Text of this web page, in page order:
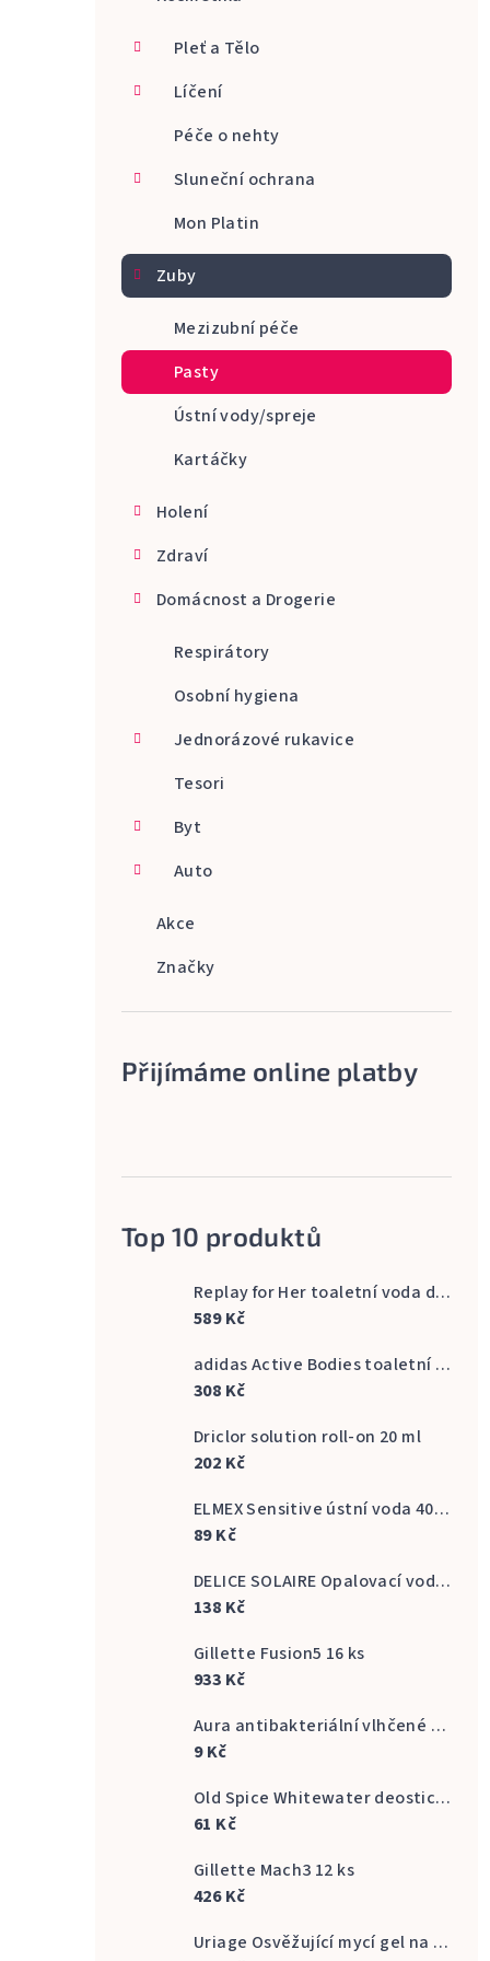
Pleť a Tělo
Líčení
Péče o nehty
Sluneční ochrana
Mon Platin
Zuby
Mezizubní péče
Pasty
Ústní vody/spreje
Kartáčky
Holení
Zdraví
Domácnost a Drogerie
Respirátory
Osobní hygiena
Jednorázové rukavice
Tesori
Byt
Auto
Akce
Značky
Přijímáme online platby
Top 10 produktů
Replay for Her toaletní voda dámská 60 ml
589 Kč
adidas Active Bodies toaletní voda pánská 100 ml
308 Kč
Driclor solution roll-on 20 ml
202 Kč
ELMEX Sensitive ústní voda 400 ml
89 Kč
DELICE SOLAIRE Opalovací voda Fresh Bronze s vůní kokosu 500 ml
138 Kč
Gillette Fusion5 16 ks
933 Kč
Aura antibakteriální vlhčené ubrousky na ruce 20 ks
9 Kč
Old Spice Whitewater deostick 50 ml
61 Kč
Gillette Mach3 12 ks
426 Kč
Uriage Osvěžující mycí gel na intimní hygienu Gyn Phy Refreshing Gel Intimate Hygiene 500 ml